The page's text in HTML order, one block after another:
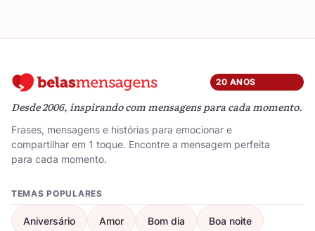
20 ANOS
Desde 2006, inspirando com mensagens para cada momento.
Frases, mensagens e histórias para emocionar e
compartilhar em 1 toque. Encontre a mensagem perfeita
para cada momento.
TEMAS POPULARES
Aniversário Amor Bom dia Boa noite